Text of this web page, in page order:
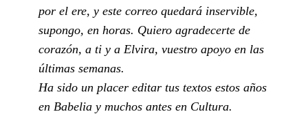
por el ere, y este correo quedará inservible,
supongo, en horas. Quiero agradecerte de
corazón, a ti y a Elvira, vuestro apoyo en las
últimas semanas.
Ha sido un placer editar tus textos estos años
en Babelia y muchos antes en Cultura.